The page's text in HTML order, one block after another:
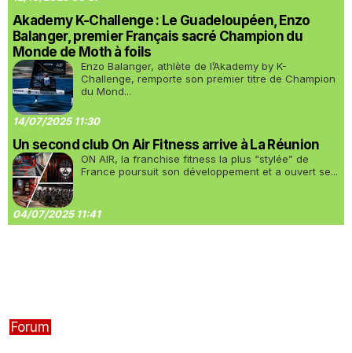
Akademy K-Challenge : Le Guadeloupéen, Enzo
Balanger, premier Français sacré Champion du
Monde de Moth à foils
Enzo Balanger, athlète de l’Akademy by K-
Challenge, remporte son premier titre de Champion
du Mond...
14/07/2025 11:30
Un second club On Air Fitness arrive à La Réunion
ON AIR, la franchise fitness la plus “stylée” de
France poursuit son développement et a ouvert se...
04/07/2025 11:41
Forum